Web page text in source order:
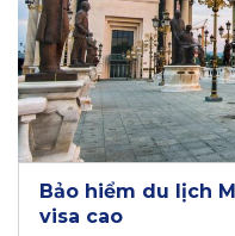
Bảo hiểm du lịch
visa cao